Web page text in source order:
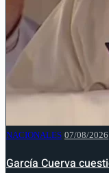
NACIONALES 07/08/2026
García Cuerva